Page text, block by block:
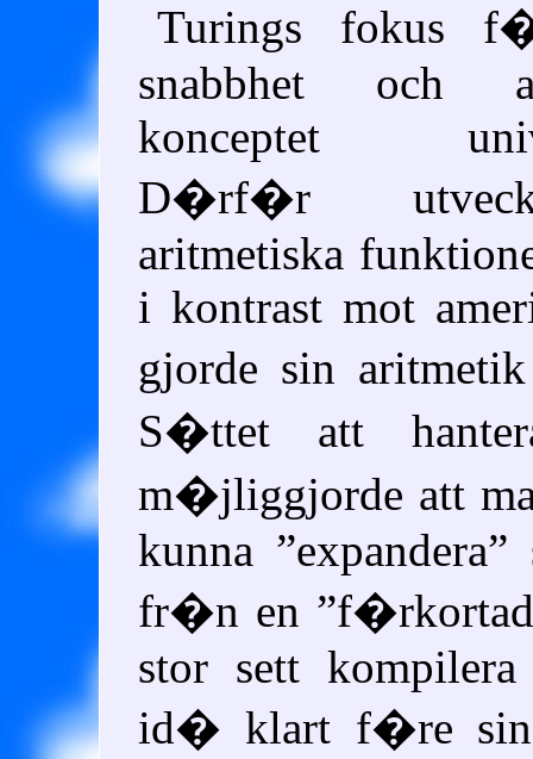
Turings fokus
snabbhet och
konceptet
D�rf�r
aritmetiska
i kontrast mot
gjorde sin
S�ttet att
m�jliggjorde att
kunna
expandera
fr�n en
stor sett
id� klart f�re sin